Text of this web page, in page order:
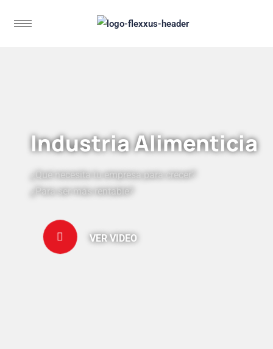
Industria Alimenticia
¿Qué necesita tu empresa para crecer?
¿Para ser más rentable?
VER VIDEO